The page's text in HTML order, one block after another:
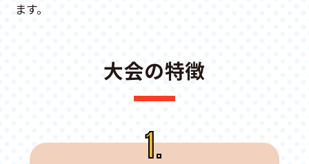
ます。
大会の特徴
1.